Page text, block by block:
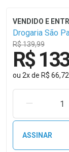
Drogaria São
R$ 139,99
R$
ou 2xde R$ 66,72
ASSINAR